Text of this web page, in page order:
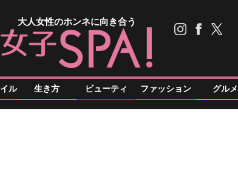
大人女性のホンネに向き合う
ル 生き方 ビューティ ファッション グルメ